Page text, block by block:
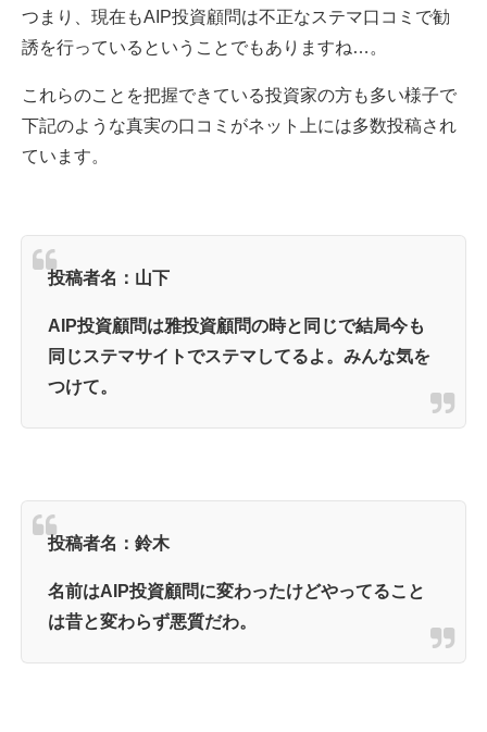
つまり、現在もAIP投資顧問は不正なステマ口コミで勧
誘を行っているということでもありますね…。
これらのことを把握できている投資家の方も多い様子で
下記のような真実の口コミがネット上には多数投稿され
ています。
投稿者名：山下
AIP投資顧問は雅投資顧問の時と同じで結局今も
同じステマサイトでステマしてるよ。みんな気を
つけて。
投稿者名：鈴木
名前はAIP投資顧問に変わったけどやってること
は昔と変わらず悪質だわ。